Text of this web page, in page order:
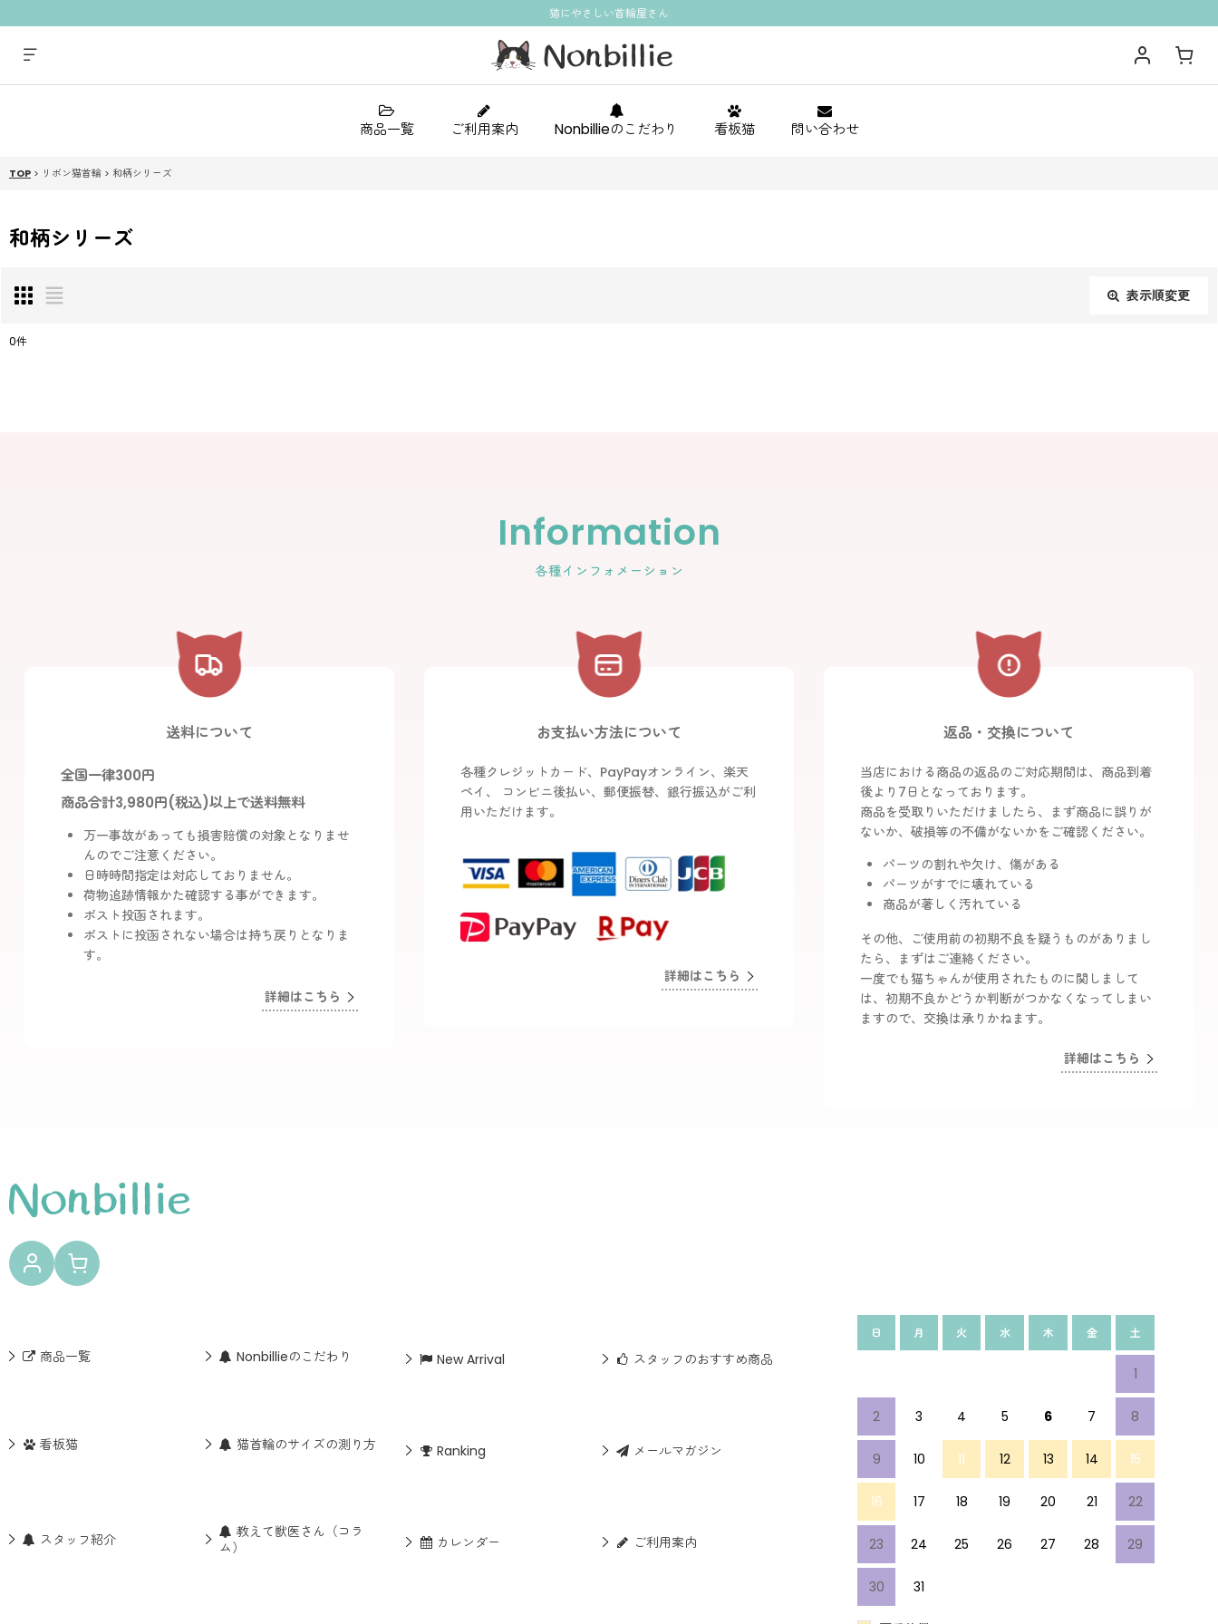
猫にやさしい首輪屋さん
商品一覧 ご利用案内 Nonbillieのこだわり 看板猫 問い合わせ
TOP > リボン猫首輪 > 和柄シリーズ
和柄シリーズ
表示順変更
0件
Information
各種インフォメーション
送料について
全国一律300円
商品合計3,980円(税込)以上で送料無料
万一事故があっても損害賠償の対象となりませ
んのでご注意ください。
日時時間指定は対応しておりません。
荷物追跡情報かた確認する事ができます。
ポスト投函されます。
ポストに投函されない場合は持ち戻りとなりま
す。
詳細はこちら
お支払い方法について
各種クレジットカード、PayPayオンライン、楽天
ペイ、 コンビニ後払い、郵便振替、銀行振込がご利
用いただけます。
詳細はこちら
返品・交換について
当店における商品の返品のご対応期間は、商品到着
後より7日となっております。
商品を受取りいただけましたら、まず商品に誤りが
ないか、破損等の不備がないかをご確認ください。
パーツの割れや欠け、傷がある
パーツがすでに壊れている
商品が著しく汚れている
その他、ご使用前の初期不良を疑うものがありまし
たら、まずはご連絡ください。
一度でも猫ちゃんが使用されたものに関しまして
は、初期不良かどうか判断がつかなくなってしまい
ますので、交換は承りかねます。
詳細はこちら
商品一覧 Nonbillieのこだわり
看板猫 猫首輪のサイズの測り方
スタッフ紹介
教えて獣医さん（コラ
ム）
New Arrival スタッフのおすすめ商品
Ranking メールマガジン
カレンダー ご利用案内
日 月 火 水 木 金 土
1
2 3 4 5 6 7 8
9 10 11 12 13 14 15
16 17 18 19 20 21 22
23 24 25 26 27 28 29
30 31